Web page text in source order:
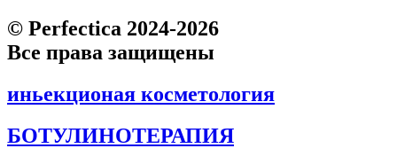
© Perfectica 2024-2026
Все права защищены
иньекционая косметология
БОТУЛИНОТЕРАПИЯ